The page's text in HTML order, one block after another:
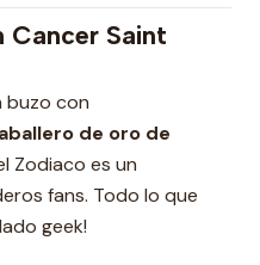
Cancer Saint
buzo con
de oro de
Zodiaco es un
fans. Todo lo que
geek!